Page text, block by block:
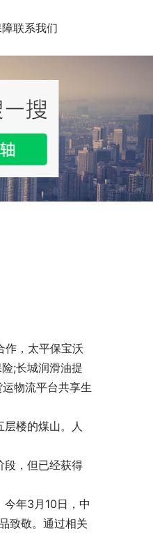
联系我们
作，太平保宝沃
;长城润滑油提
物流平台共享生
楼的煤山。人
段，但已经获得
年3月10日，中
致敬。通过相关